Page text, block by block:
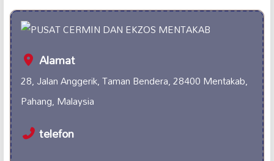
Alamat
28, Jalan Anggerik, Taman Bendera, 28400 Mentakab,
Pahang, Malaysia
telefon